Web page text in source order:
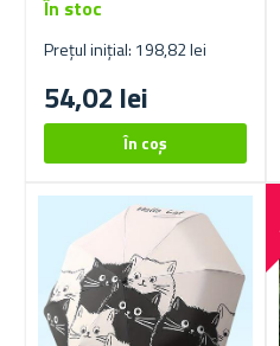
Prețul inițial: 198,82 lei
54,02 lei
În stoc